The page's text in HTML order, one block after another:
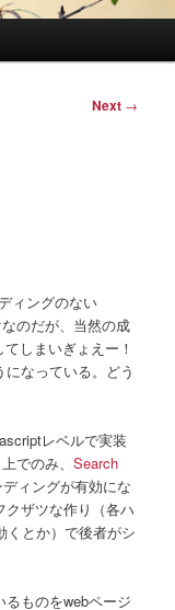
Next →
ィングのない
のだが、当然の成
しまいぎょえー！
なっている。どう
レベルで実装
でのみ、Search
ィングが有効にな
クザツな作り（各ハ
くとか）で後者がシ
ものをwebページ